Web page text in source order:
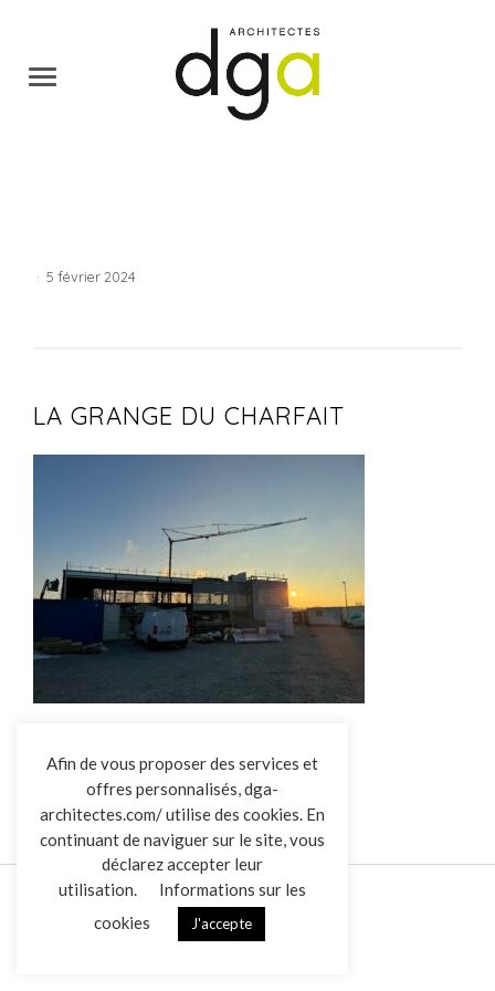
L’AGENCE
RÉALISATIONS
ACTUALITÉS
CONTACT
· 5 février 2024
LA GRANGE DU CHARFAIT
Afin de vous proposer des services et
offres personnalisés, dga-
architectes.com/ utilise des cookies. En
continuant de naviguer sur le site, vous
déclarez accepter leur
utilisation.
Informations sur les
cookies
J'accepte